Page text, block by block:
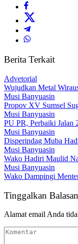
Berita Terkait
Advetorial
Wujudkan Metal
Musi Banyuasin
Propov XV Sumsel
Musi Banyuasin
PU PR, Perbaiki Jalan
Musi Banyuasin
Disperindag Muba
Musi Banyuasin
Wako Hadiri Maulid
Musi Banyuasin
Wako Dampingi
Tinggalkan Balasan
Alamat email Anda